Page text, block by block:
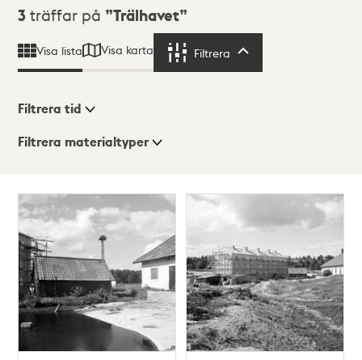
Sökresultat
3 träffar på Trälhavet
Visa lista Visa karta Filtrera
Visningsläge
ListaKarta
Filtrera tid
Filtrera materialtyper
träffar